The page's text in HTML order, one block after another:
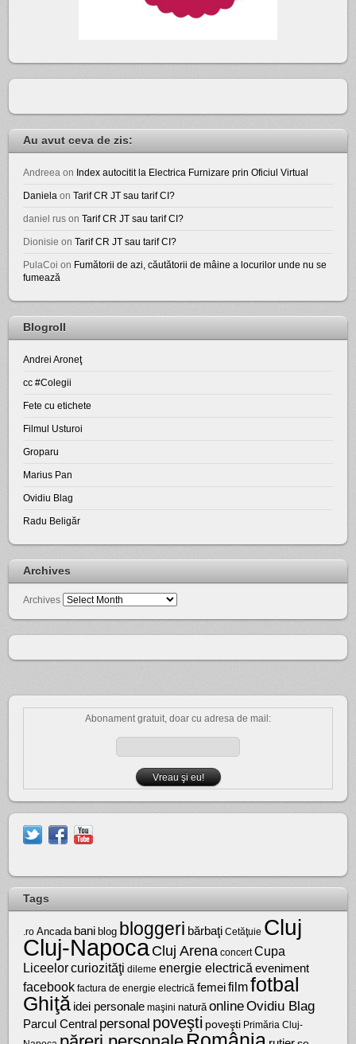
Au avut ceva de zis:
Andreea on Index autocitit la Electrica Furnizare prin Oficiul Virtual
Daniela onTarif CR JT sau tarif CI?
daniel rus onTarif CR JT sau tarif CI?
Dionisie onTarif CR JT sau tarif CI?
PulaCoi on Fumătorii de azi, căutătorii de mâine a locurilor unde nu se
fumează
Blogroll
Andrei Aroneţ
cc #Colegii
Fete cu etichete
Filmul Usturoi
Groparu
Marius Pan
Ovidiu Blag
Radu Beligăr
Archives
Archives
Abonament gratuit, doar cu adresa de mail:
Tags
.ro Ancada bani blog bloggeri bărbaţi Cetăţuie Cluj
Cluj-NapocaCluj Arena concert Cupa
Liceelorcuriozităţi dileme energie electrică eveniment
facebook factura de energie electrică femei filmfotbal
Ghiţă idei personale maşini natură onlineOvidiu Blag
Parcul Central personal poveşti poveşti Primăria Cluj-